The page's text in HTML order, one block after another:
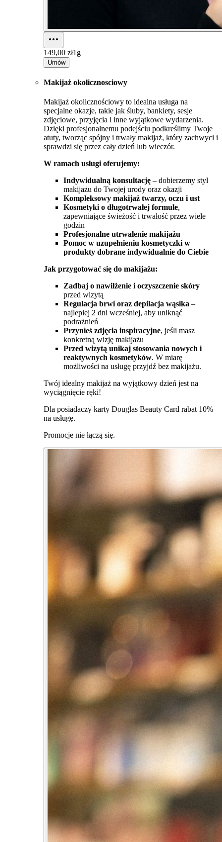
149,00 zł1g
Umów
Makijaż okolicznosciowy
Makijaż okolicznościowy to idealna usługa na
specjalne okazje, takie jak śluby, bankiety, sesje
zdjęciowe, przyjęcia i inne wyjątkowe wydarzenia.
Dzięki profesjonalnemu podejściu podkreślimy Twoje
atuty, tworząc spójny i trwały makijaż, który zachwyci i
sprawdzi się przez cały dzień lub wieczór.
W ramach usługi oferujemy:
Indywidualną konsultację – dobierzemy styl
makijażu do Twojej urody oraz okazji
Kompleksowy makijaż twarzy, oczu i ust
Kosmetyki o długotrwałej formule,
zapewniające świeżość i trwałość przez wiele
godzin
Profesjonalne utrwalenie makijażu
Pomoc w uzupełnieniu kosmetyczki w
produkty dobrane indywidualnie do Ciebie
Jak przygotować się do makijażu:
Zadbaj o nawilżenie i oczyszczenie skóry
przed wizytą
Regulacja brwi oraz depilacja wąsika –
najlepiej 2 dni wcześniej, aby uniknąć
podrażnień
Przynieś zdjęcia inspiracyjne, jeśli masz
konkretną wizję makijażu
Przed wizytą unikaj stosowania nowych i
reaktywnych kosmetyków. W miarę
możliwości na usługę przyjdź bez makijażu.
Twój idealny makijaż na wyjątkowy dzień jest na
wyciągnięcie ręki!
Dla posiadaczy karty Douglas Beauty Card rabat 10%
na usługę.
Promocje nie łączą się.